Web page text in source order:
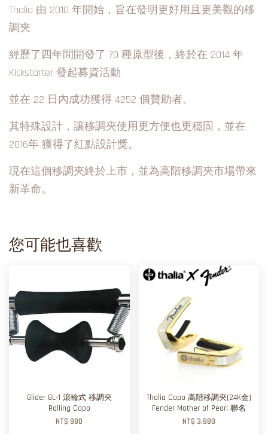
Thalia 由 2010 年開始，旨在發明更好用且更美觀的移
調夾
經歷了四年間開發了 70 種原型後，終於在 2014 年
Kickstarter 發起募資活動
並在 22 日內成功獲得 4252 個贊助者。
其特殊設計，讓移調夾使用更方便也更穩固， 並在
2016年 獲得了紅點設計獎。
現在這個移調夾終於上市， 並為高階移調夾市場帶來
新革命。
您可能也喜歡
Glider GL-1 滾輪式 移調夾
Rolling Capo
NT$ 980
Thalia Capo 高階移調夾(24K金)
Fender Mother of Pearl 聯名
NT$ 3,980